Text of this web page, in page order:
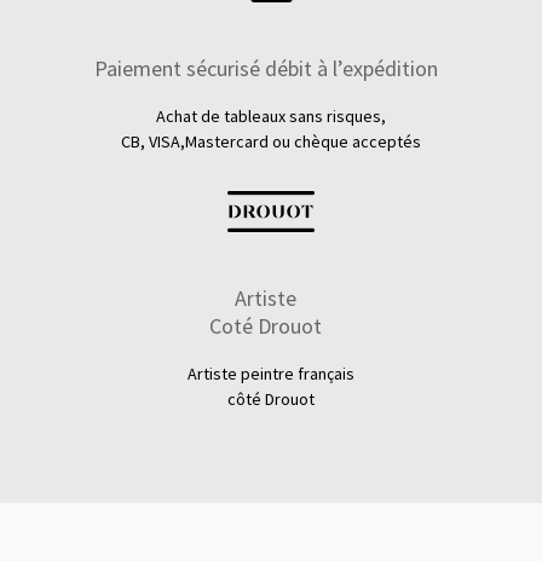
Paiement sécurisé débit à l’expédition
Achat de tableaux sans risques,
CB, VISA,Mastercard ou chèque acceptés
Artiste
Coté Drouot
Artiste peintre français
côté Drouot